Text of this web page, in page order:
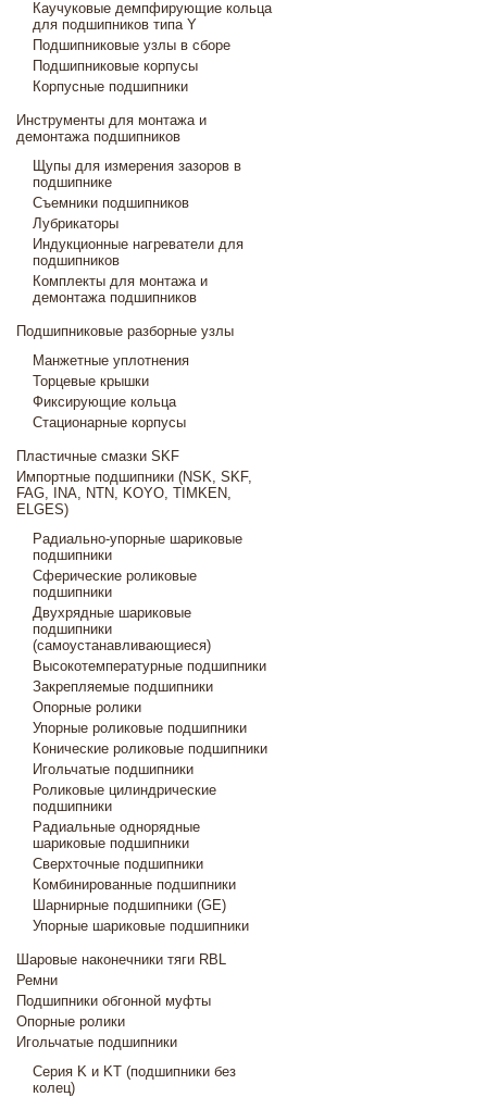
Каучуковые демпфирующие кольца
для подшипников типа Y
Подшипниковые узлы в сборе
Подшипниковые корпусы
Корпусные подшипники
Инструменты для монтажа и
демонтажа подшипников
Щупы для измерения зазоров в
подшипнике
Съемники подшипников
Лубрикаторы
Индукционные нагреватели для
подшипников
Комплекты для монтажа и
демонтажа подшипников
Подшипниковые разборные узлы
Манжетные уплотнения
Торцевые крышки
Фиксирующие кольца
Стационарные корпусы
Пластичные смазки SKF
Импортные подшипники (NSK, SKF,
FAG, INA, NTN, KOYO, TIMKEN,
ELGES)
Радиально-упорные шариковые
подшипники
Сферические роликовые
подшипники
Двухрядные шариковые
подшипники
(самоустанавливающиеся)
Высокотемпературные подшипники
Закрепляемые подшипники
Опорные ролики
Упорные роликовые подшипники
Конические роликовые подшипники
Игольчатые подшипники
Роликовые цилиндрические
подшипники
Радиальные однорядные
шариковые подшипники
Сверхточные подшипники
Комбинированные подшипники
Шарнирные подшипники (GE)
Упорные шариковые подшипники
Шаровые наконечники тяги RBL
Ремни
Подшипники обгонной муфты
Опорные ролики
Игольчатые подшипники
Серия K и KT (подшипники без
колец)